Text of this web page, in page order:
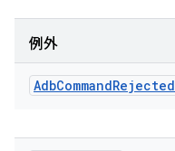
例外
AdbCommandRejected